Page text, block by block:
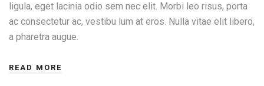
ligula, eget lacinia odio sem nec elit. Morbi leo risus, porta
ac consectetur ac, vestibu lum at eros. Nulla vitae elit libero,
a pharetra augue.
READ MORE